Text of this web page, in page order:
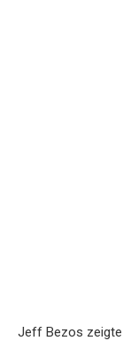
Jeff Bezos zeigte